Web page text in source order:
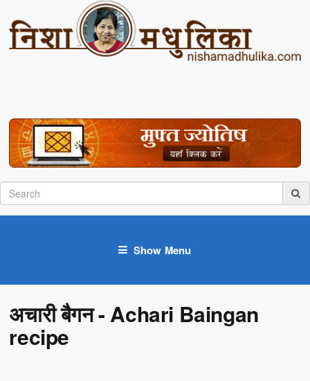
Show Menu
अचारी बैगन - Achari Baingan
recipe